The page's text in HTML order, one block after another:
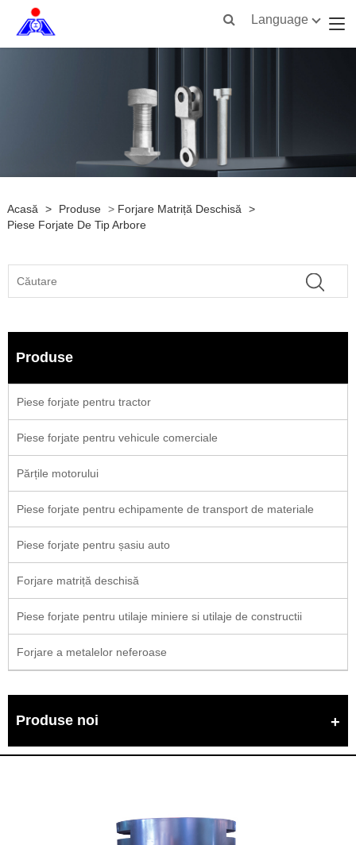
Language
Acasă > Produse > Forjare Matriță Deschisă >
Piese Forjate De Tip Arbore
Produse
Piese forjate pentru tractor
Piese forjate pentru vehicule comerciale
Părțile motorului
Piese forjate pentru echipamente de transport de materiale
Piese forjate pentru șasiu auto
Forjare matriță deschisă
Piese forjate pentru utilaje miniere si utilaje de constructii
Forjare a metalelor neferoase
Produse noi